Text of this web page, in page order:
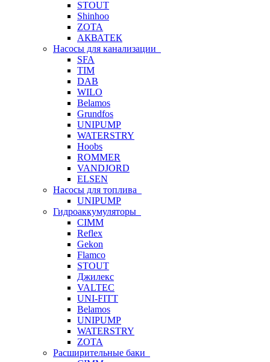
STOUT
Shinhoo
ZOTA
АКВАТЕК
Насосы для канализации
SFA
TIM
DAB
WILO
Belamos
Grundfos
UNIPUMP
WATERSTRY
Hoobs
ROMMER
VANDJORD
ELSEN
Насосы для топлива
UNIPUMP
Гидроаккумуляторы
CIMM
Reflex
Gekon
Flamco
STOUT
Джилекс
VALTEC
UNI-FITT
Belamos
UNIPUMP
WATERSTRY
ZOTA
Расширительные баки